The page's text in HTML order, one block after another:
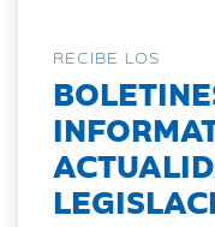
RECIBE LOS